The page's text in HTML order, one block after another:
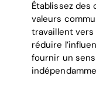
Établissez
valeurs
travaillent
réduire
fournir un